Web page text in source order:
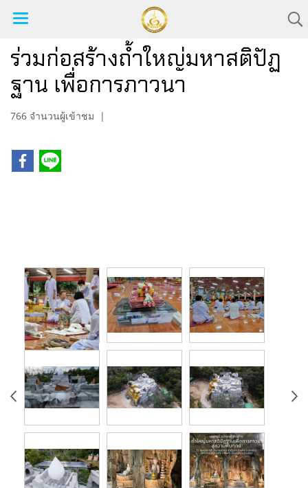
ร่วมก่อสร้างถ้ำใหญ่มหาสติปัฏ
ฐาน เพื่อการภาวนา
766 จำนวนผู้เข้าชม |